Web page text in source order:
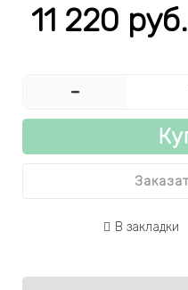
11 220 руб.
-
В закладки